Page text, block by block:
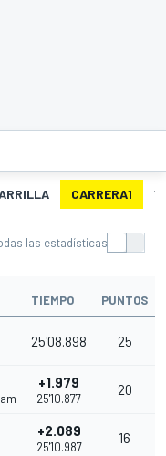
CARRERA1
las estadísticas
TIEMPO PUNTOS
25'08.898 25
+1.979
25'10.877
20
+2.089
25'10.987
16